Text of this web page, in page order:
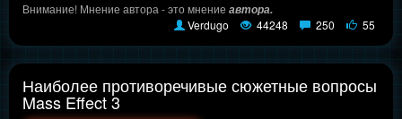
Внимание! Мнение автора - это мнение автора.
Verdugo
44248 250 55
Наиболее противоречивые сюжетные вопросы
Mass Effect 3